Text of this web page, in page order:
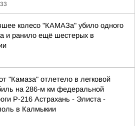
колесо "КАМАЗа" убило одного
и ранило ещё шестерых в
"Камаза" отлетело в легковой
на 286-м км федеральной
Р-216 Астрахань - Элиста -
в Калмыкии